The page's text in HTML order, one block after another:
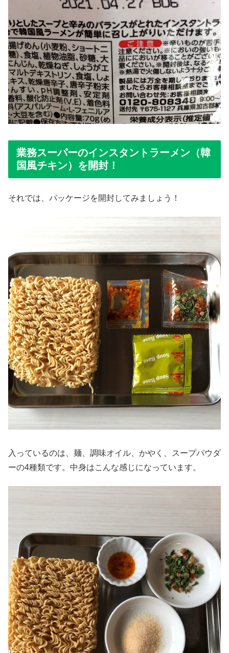
業務スーパーのインスタントラーメン（韓
国風チキン）を開封！
それでは、パッケージを開封してみましょう！
入っているのは、麺、調味オイル、かやく、スープパウダ
ーの4種類です。中身はこんな感じになっています。